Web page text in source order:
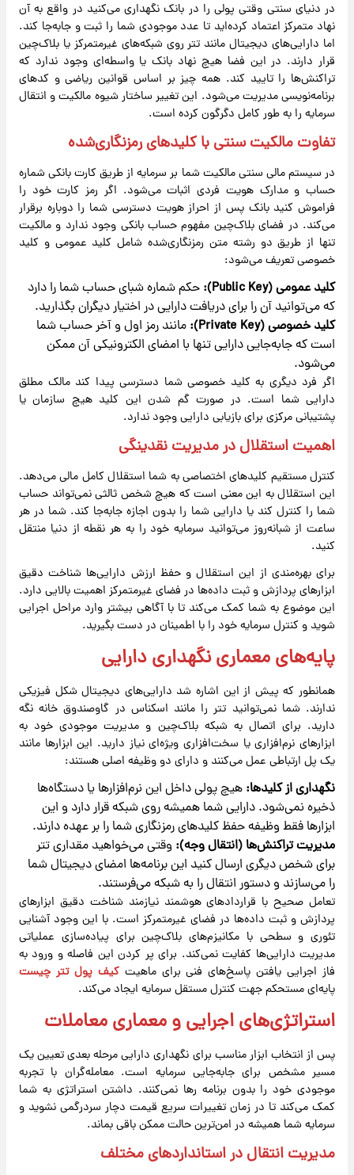
در دنیای سنتی وقتی پولی را در بانک نگهداری می‌کنید در واقع به آن
نهاد متمرکز اعتماد کرده‌اید تا عدد موجودی شما را ثبت و جابه‌جا کند.
اما دارایی‌های دیجیتال مانند تتر روی شبکه‌های غیرمتمرکز یا بلاک‌چین
قرار دارند. در این فضا هیچ نهاد بانک یا واسطه‌ای وجود ندارد که
تراکنش‌ها را تایید کند. همه چیز بر اساس قوانین ریاضی و کدهای
برنامه‌نویسی مدیریت می‌شود. این تغییر ساختار شیوه مالکیت و انتقال
سرمایه را به طور کامل دگرگون کرده است.
تفاوت مالکیت سنتی با کلیدهای رمزنگاری‌شده
در سیستم مالی سنتی مالکیت شما بر سرمایه از طریق کارت بانکی شماره
حساب و مدارک هویت فردی اثبات می‌شود. اگر رمز کارت خود را
فراموش کنید بانک پس از احراز هویت دسترسی شما را دوباره برقرار
می‌کند. در فضای بلاک‌چین مفهوم حساب بانکی وجود ندارد و مالکیت
تنها از طریق دو رشته متن رمزنگاری‌شده شامل کلید عمومی و کلید
خصوصی تعریف می‌شود:
کلید عمومی(
Public Key
):حکم شماره شبای حساب شما را دارد
که می‌توانید آن را برای دریافت دارایی در اختیار دیگران بگذارید.
کلید خصوصی (Private Key
):مانند رمز اول و آخر حساب شما
است که جابه‌جایی دارایی تنها با امضای الکترونیکی آن ممکن
می‌شود.
اگر فرد دیگری به کلید خصوصی شما دسترسی پیدا کند مالک مطلق
دارایی شما است. در صورت گم شدن این کلید هیچ سازمان یا
پشتیبانی مرکزی برای بازیابی دارایی وجود ندارد.
اهمیت استقلال در مدیریت نقدینگی
کنترل مستقیم کلیدهای اختصاصی به شما استقلال کامل مالی می‌دهد.
این استقلال به این معنی است که هیچ شخص ثالثی نمی‌تواند حساب
شما را کنترل کند یا دارایی شما را بدون اجازه جابه‌جا کند. شما در هر
ساعت از شبانه‌روز می‌توانید سرمایه خود را به هر نقطه از دنیا منتقل
کنید.
برای بهره‌مندی از این استقلال و حفظ ارزش دارایی‌ها شناخت دقیق
ابزارهای پردازش و ثبت داده‌ها در فضای غیرمتمرکز اهمیت بالایی دارد.
این موضوع به شما کمک می‌کند تا با آگاهی بیشتر وارد مراحل اجرایی
شوید و کنترل سرمایه خود را با اطمینان در دست بگیرید.
پایه‌های معماری نگهداری دارایی
همانطور که پیش از این اشاره شد دارایی‌های دیجیتال شکل فیزیکی
ندارند. شما نمی‌توانید تتر را مانند اسکناس در گاوصندوق خانه نگه
دارید. برای اتصال به شبکه بلاک‌چین و مدیریت موجودی خود به
ابزارهای نرم‌افزاری یا سخت‌افزاری ویژه‌ای نیاز دارید. این ابزارها مانند
یک پل ارتباطی عمل می‌کنند و دارای دو وظیفه اصلی هستند:
نگهداری از کلیدها:هیچ پولی داخل این نرم‌افزارها یا دستگاه‌ها
ذخیره نمی‌شود. دارایی شما همیشه روی شبکه قرار دارد و این
ابزارها فقط وظیفه حفظ کلیدهای رمزنگاری شما را بر عهده دارند.
مدیریت تراکنش‌ها (انتقال وجه):وقتی می‌خواهید مقداری تتر
برای شخص دیگری ارسال کنید این برنامه‌ها امضای دیجیتال شما
را می‌سازند و دستور انتقال را به شبکه می‌فرستند.
تعامل صحیح با قراردادهای هوشمند نیازمند شناخت دقیق ابزارهای
پردازش و ثبت داده‌ها در فضای غیرمتمرکز است. با این وجود آشنایی
تئوری و سطحی با مکانیزم‌های بلاک‌چین برای پیاده‌سازی عملیاتی
مدیریت دارایی‌ها کفایت نمی‌کند. برای پر کردن این فاصله و ورود به
فاز اجرایی یافتن پاسخ‌های فنی برای ماهیتکیف پول تتر چیست
پایه‌ای مستحکم جهت کنترل مستقل سرمایه ایجاد می‌کند.
استراتژی‌های اجرایی و معماری معاملات
پس از انتخاب ابزار مناسب برای نگهداری دارایی مرحله بعدی تعیین یک
مسیر مشخص برای جابه‌جایی سرمایه است. معامله‌گران با تجربه
موجودی خود را بدون برنامه رها نمی‌کنند. داشتن استراتژی به شما
کمک می‌کند تا در زمان تغییرات سریع قیمت دچار سردرگمی نشوید و
سرمایه شما همیشه در امن‌ترین حالت ممکن باقی بماند.
مدیریت انتقال در استانداردهای مختلف